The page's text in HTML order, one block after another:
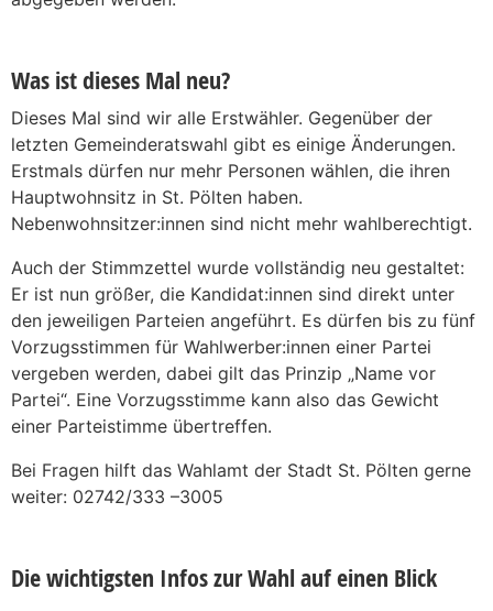
Was ist dieses Mal neu?
Dieses Mal sind wir alle Erstwähler. Gegenüber der
letzten Gemeinderatswahl gibt es einige Änderungen.
Erstmals dürfen nur mehr Personen wählen, die ihren
Hauptwohnsitz in St. Pölten haben.
Nebenwohnsitzer:innen sind nicht mehr wahlberechtigt.
Auch der Stimmzettel wurde vollständig neu gestaltet:
Er ist nun größer, die Kandidat:innen sind direkt unter
den jeweiligen Parteien angeführt. Es dürfen bis zu fünf
Vorzugsstimmen für Wahlwerber:innen einer Partei
vergeben werden, dabei gilt das Prinzip „Name vor
Partei“. Eine Vorzugsstimme kann also das Gewicht
einer Parteistimme übertreffen.
Bei Fragen hilft das Wahlamt der Stadt St. Pölten gerne
weiter: 02742/333 –3005
Die wichtigsten Infos zur Wahl auf einen Blick